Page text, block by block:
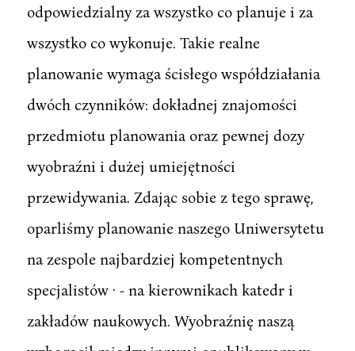
odpowiedzialny za wszystko co planuje i za
wszystko co wykonuje. Takie realne
planowanie wymaga ścisłego współdziałania
dwóch czynników: dokładnej znajomości
przedmiotu planowania oraz pewnej dozy
wyobraźni i dużej umiejętności
przewidywania. Zdając sobie z tego sprawę,
oparliśmy planowanie naszego Uniwersytetu
na zespole najbardziej kompetentnych
specjalistów · - na kierownikach katedr i
zakładów naukowych. Wyobraźnię naszą